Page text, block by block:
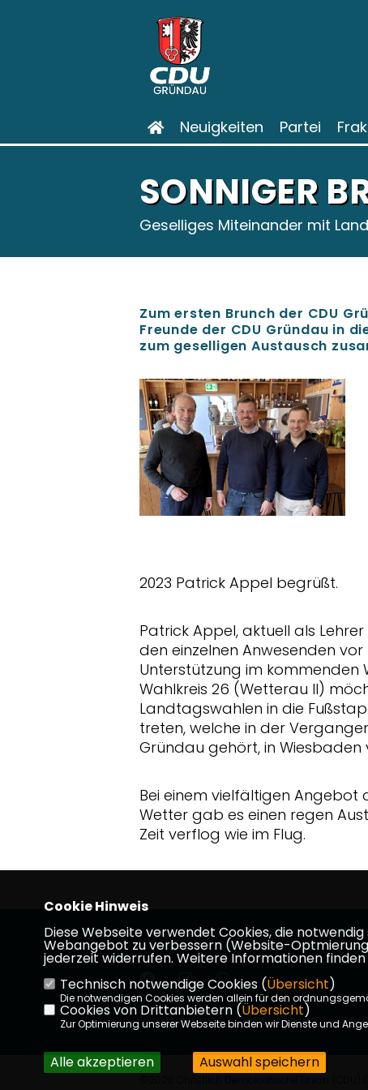
Neuigkeiten Partei
SONNIGER
Geselliges Miteinander mit
Zum ersten Brunch der CDU
Freunde der CDU Gründau in
zum geselligen Austausch
2023 Patrick Appel begrüßt.
Patrick Appel, aktuell als
den einzelnen Anwesenden
Unterstützung im
Wahlkreis 26 (Wetterau II)
Landtagswahlen in die
treten, welche in der
Gründau gehört, in Wiesbaden
Bei einem vielfältigen Angebot
Wetter gab es einen regen
Zeit verflog wie im Flug.
Homepage der CDU Gründau
Impressum Datenschutz
Cookie Hinweis
Diese Webseite verwendet Cookies, die
Webangebot zu verbessern (Website-
jederzeit widerrufen. Weitere Informationen finden
Technisch notwendige Cookies (Übersicht)
Die notwendigen Cookies werden allein für den
Cookies von Drittanbietern (Übersicht)
Zur Optimierung unserer Webseite binden wir Dienste und
Alle akzeptieren Auswahl speichern